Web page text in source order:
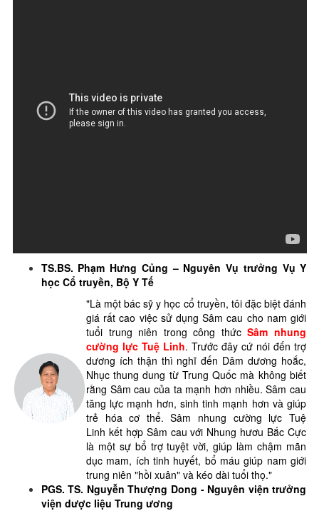
TS.BS. Phạm Hưng Củng – Nguyên Vụ trưởng Vụ Y
học Cổ truyền, Bộ Y Tế
"Là một bác sỹ y học cổ truyền, tôi đặc biệt đánh
giá rất cao việc sử dụng Sâm cau cho nam giới
tuổi trung niên trong công thứcSâm nhung
cường lực Tuệ Linh. Trước đây cứ nói đến trợ
dương ích thận thì nghĩ đến Dâm dương hoắc,
Nhục thung dung từ Trung Quốc mà không biết
rằng Sâm cau của ta mạnh hơn nhiều. Sâm cau
tăng lực mạnh hơn, sinh tinh mạnh hơn và giúp
trẻ hóa cơ thể. Sâm nhung cường lực Tuệ
Linh kết hợp Sâm cau với Nhung hươu Bắc Cực
là một sự bổ trợ tuyệt vời, giúp làm chậm mãn
dục mam, ích tinh huyết, bổ máu giúp nam giới
trung niên "hồi xuân" và kéo dài tuổi thọ."
PGS. TS. Nguyễn Thượng Dong - Nguyên viện trưởng
viện dược liệu Trung ương